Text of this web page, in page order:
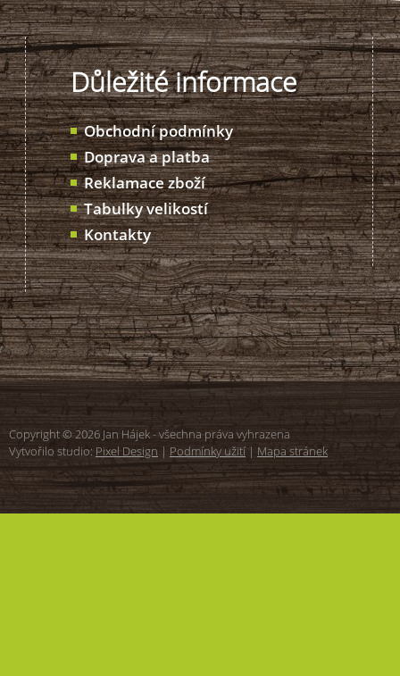
Důležité informace
Obchodní podmínky
Doprava a platba
Reklamace zboží
Tabulky velikostí
Kontakty
Copyright © 2026 Jan Hájek - všechna práva vyhrazena
Vytvořilo studio: Pixel Design | Podmínky užití | Mapa stránek